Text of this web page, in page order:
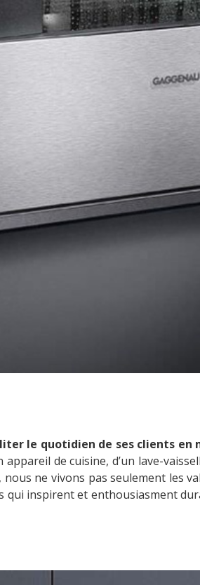
le quotidien de ses clients
appareil de cuisine, d’un lave-
ne vivons pas seulement les
inspirent et enthousiasment